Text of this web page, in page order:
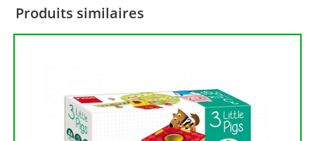
Produits similaires